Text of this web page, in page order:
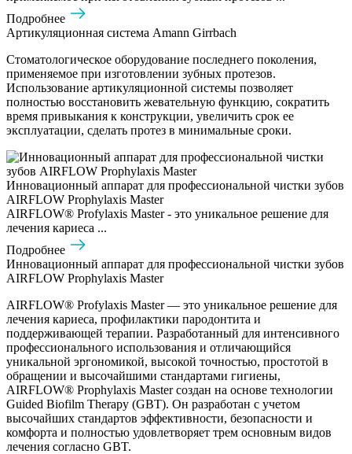
Подробнее
Артикуляционная система Amann Girrbach
Стоматологическое оборудование последнего поколения,
применяемое при изготовлении зубных протезов.
Использование артикуляционной системы позволяет
полностью восстановить жевательную функцию, сократить
время привыкания к конструкции, увеличить срок ее
эксплуатации, сделать протез в минимальные сроки.
Инновационный аппарат для профессиональной чистки зубов
AIRFLOW Prophylaxis Master
AIRFLOW® Profylaxis Master - это уникальное решение для
лечения кариеса ...
Подробнее
Инновационный аппарат для профессиональной чистки зубов
AIRFLOW Prophylaxis Master
AIRFLOW® Profylaxis Master — это уникальное решение для
лечения кариеса, профилактики пародонтита и
поддерживающей терапии. Разработанный для интенсивного
профессионального использования и отличающийся
уникальной эргономикой, высокой точностью, простотой в
обращении и высочайшими стандартами гигиены,
AIRFLOW® Prophylaxis Master создан на основе технологии
Guided Biofilm Therapy (GBT). Он разработан с учетом
высочайших стандартов эффективности, безопасности и
комфорта и полностью удовлетворяет трем основным видов
лечения согласно GBT.